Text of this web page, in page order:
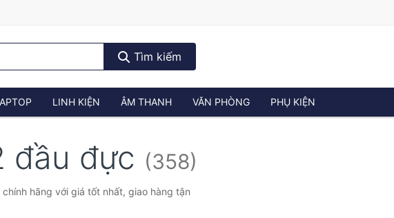
Tìm kiếm
LINH KIỆN ÂM THANH VĂN PHÒNG PHỤ KIỆN
đầu đực (358)
hãng với giá tốt nhất, giao hàng tận